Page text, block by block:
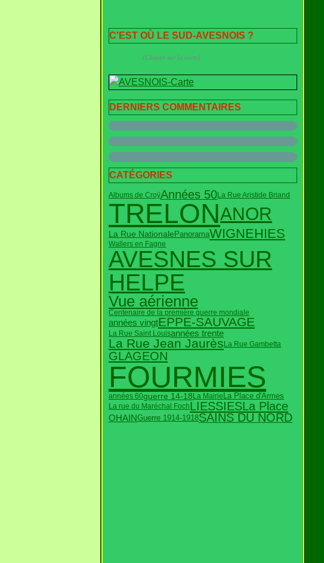
C'EST OÙ LE SUD-AVESNOIS ?
(Cliquer sur la carte)
DERNIERS COMMENTAIRES
CATÉGORIES
Albums de CroÿAnnées 50La Rue Aristide Briand
TRELONANOR
La Rue NationalePanoramaWIGNEHIES
Wallers en Fagne
AVESNES SUR
HELPE
Vue aérienne
Centenaire de la première guerre mondiale
années vingtEPPE-SAUVAGE
La Rue Saint Louisannées trente
La Rue Jean JaurèsLa Rue Gambetta
GLAGEON
FOURMIES
années 60guerre 14-18 La Mairie La Place d'Armes
La rue du Maréchal FochLIESSIESLa Place
OHAINGuerre 1914-1918SAINS DU NORD